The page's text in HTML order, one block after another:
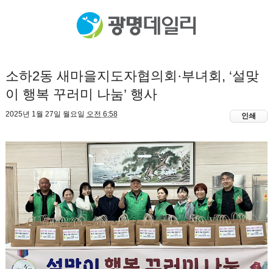
소하2동 새마을지도자협의회·부녀회, ‘설맞
이 행복 꾸러미 나눔’ 행사
2025년 1월 27일 월요일 오전 6:58 인쇄